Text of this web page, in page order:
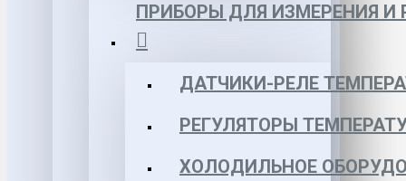
ПРИБОРЫ ДЛЯ ИЗМЕРЕНИЯ И
ДАТЧИКИ-РЕЛЕ
РЕГУЛЯТОРЫ
ХОЛОДИЛЬНОЕ